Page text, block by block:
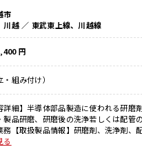
ライベート満喫！
≫
消♪
自分にもできそう≫
ジするのは不安だけど、
っています！
テップUP目指していきましょう！
提案≫
談できる、
市
川越 ／ 東武東上線、川越線
円
組み付け）
詳細】半導体部品製造に使われる研磨
製品研磨、研磨後の洗浄若しくは配管
【取扱製品情報】研磨剤、洗浄剤、配管 ■
っとの残業で収入アップ≫ 残業は月20